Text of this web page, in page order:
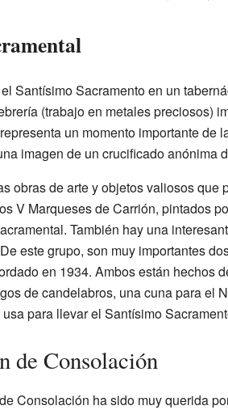
Santísimo Sacramento en un
(trabajo en metales preciosos)
un momento importante de
imagen de un crucificado anónima
obras de arte y objetos valiosos
V Marqueses de Carrión, pintados
También hay una
este grupo, son muy importantes
en 1934. Ambos están hechos
de candelabros, una cuna para el
para llevar el Santísimo
de Consolación
Consolación ha sido muy querida